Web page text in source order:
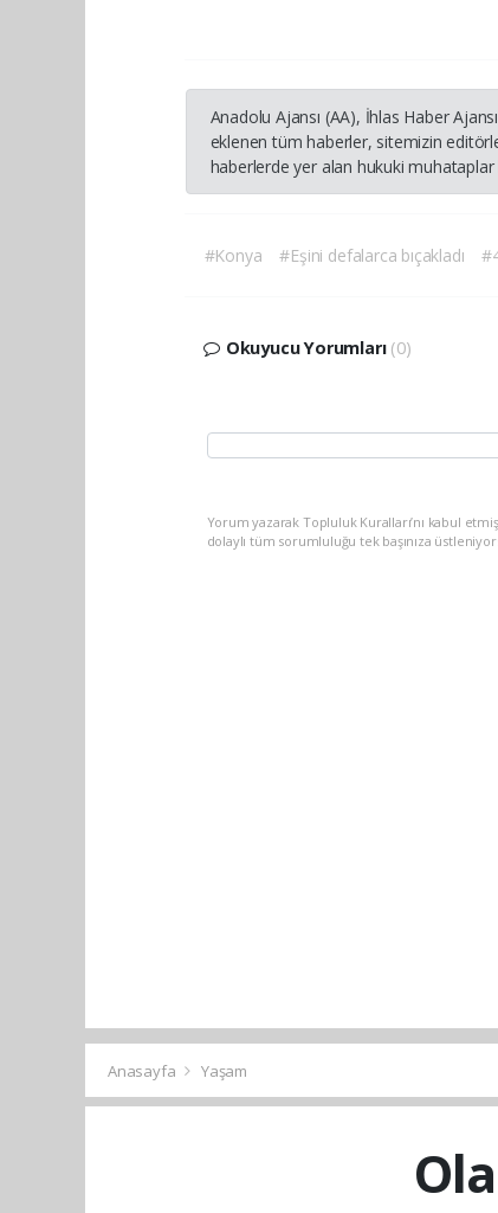
Anadolu Ajansı (AA), İhlas Haber
eklenen tüm haberler, sitemizin
haberlerde yer alan hukuki
#Konya #Eşini defalarca bıçakladı
Okuyucu Yorumları (0)
Yorum yazarak Topluluk Kuralları’nı kabul
dolaylı tüm sorumluluğu tek başınıza
Anasayfa Yaşam